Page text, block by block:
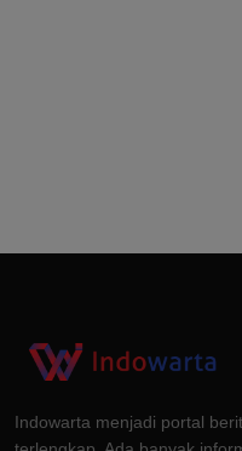
Indowarta menjadi portal